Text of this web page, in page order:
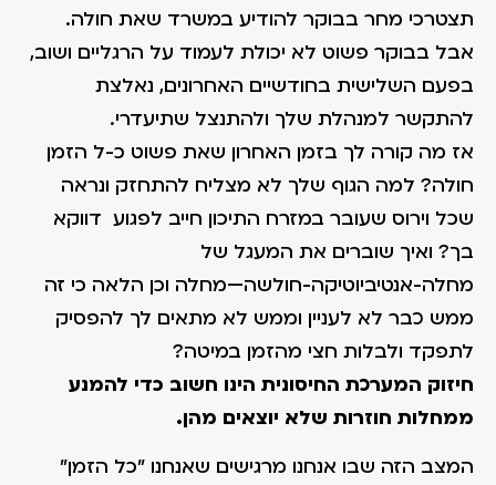
תצטרכי מחר בבוקר להודיע במשרד שאת חולה.
אבל בבוקר פשוט לא יכולת לעמוד על הרגליים ושוב,
בפעם השלישית בחודשיים האחרונים, נאלצת
להתקשר למנהלת שלך ולהתנצל שתיעדרי.
אז מה קורה לך בזמן האחרון שאת פשוט כ-ל הזמן
חולה? למה הגוף שלך לא מצליח להתחזק ונראה
שכל וירוס שעובר במזרח התיכון חייב לפגוע דווקא
בך? ואיך שוברים את המעגל של
מחלה-אנטיביוטיקה-חולשה—מחלה וכן הלאה כי זה
ממש כבר לא לעניין וממש לא מתאים לך להפסיק
לתפקד ולבלות חצי מהזמן במיטה?
חיזוק המערכת החיסונית הינו חשוב כדי להמנע
ממחלות חוזרות שלא יוצאים מהן.
המצב הזה שבו אנחנו מרגישים שאנחנו "כל הזמן"